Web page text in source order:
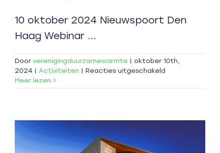
10 oktober 2024 Nieuwspoort Den
Haag Webinar ...
Door verenigingduurzamewarmte | oktober 10th,
2024 | Activiteiten | Reacties uitgeschakeld
de
Meer lezen